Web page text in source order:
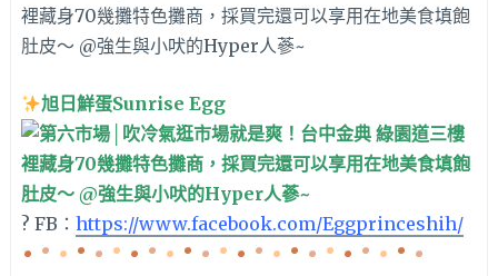
旭日鮮蛋Sunrise Egg
? FB： https://www.facebook.com/Eggprinceshih/